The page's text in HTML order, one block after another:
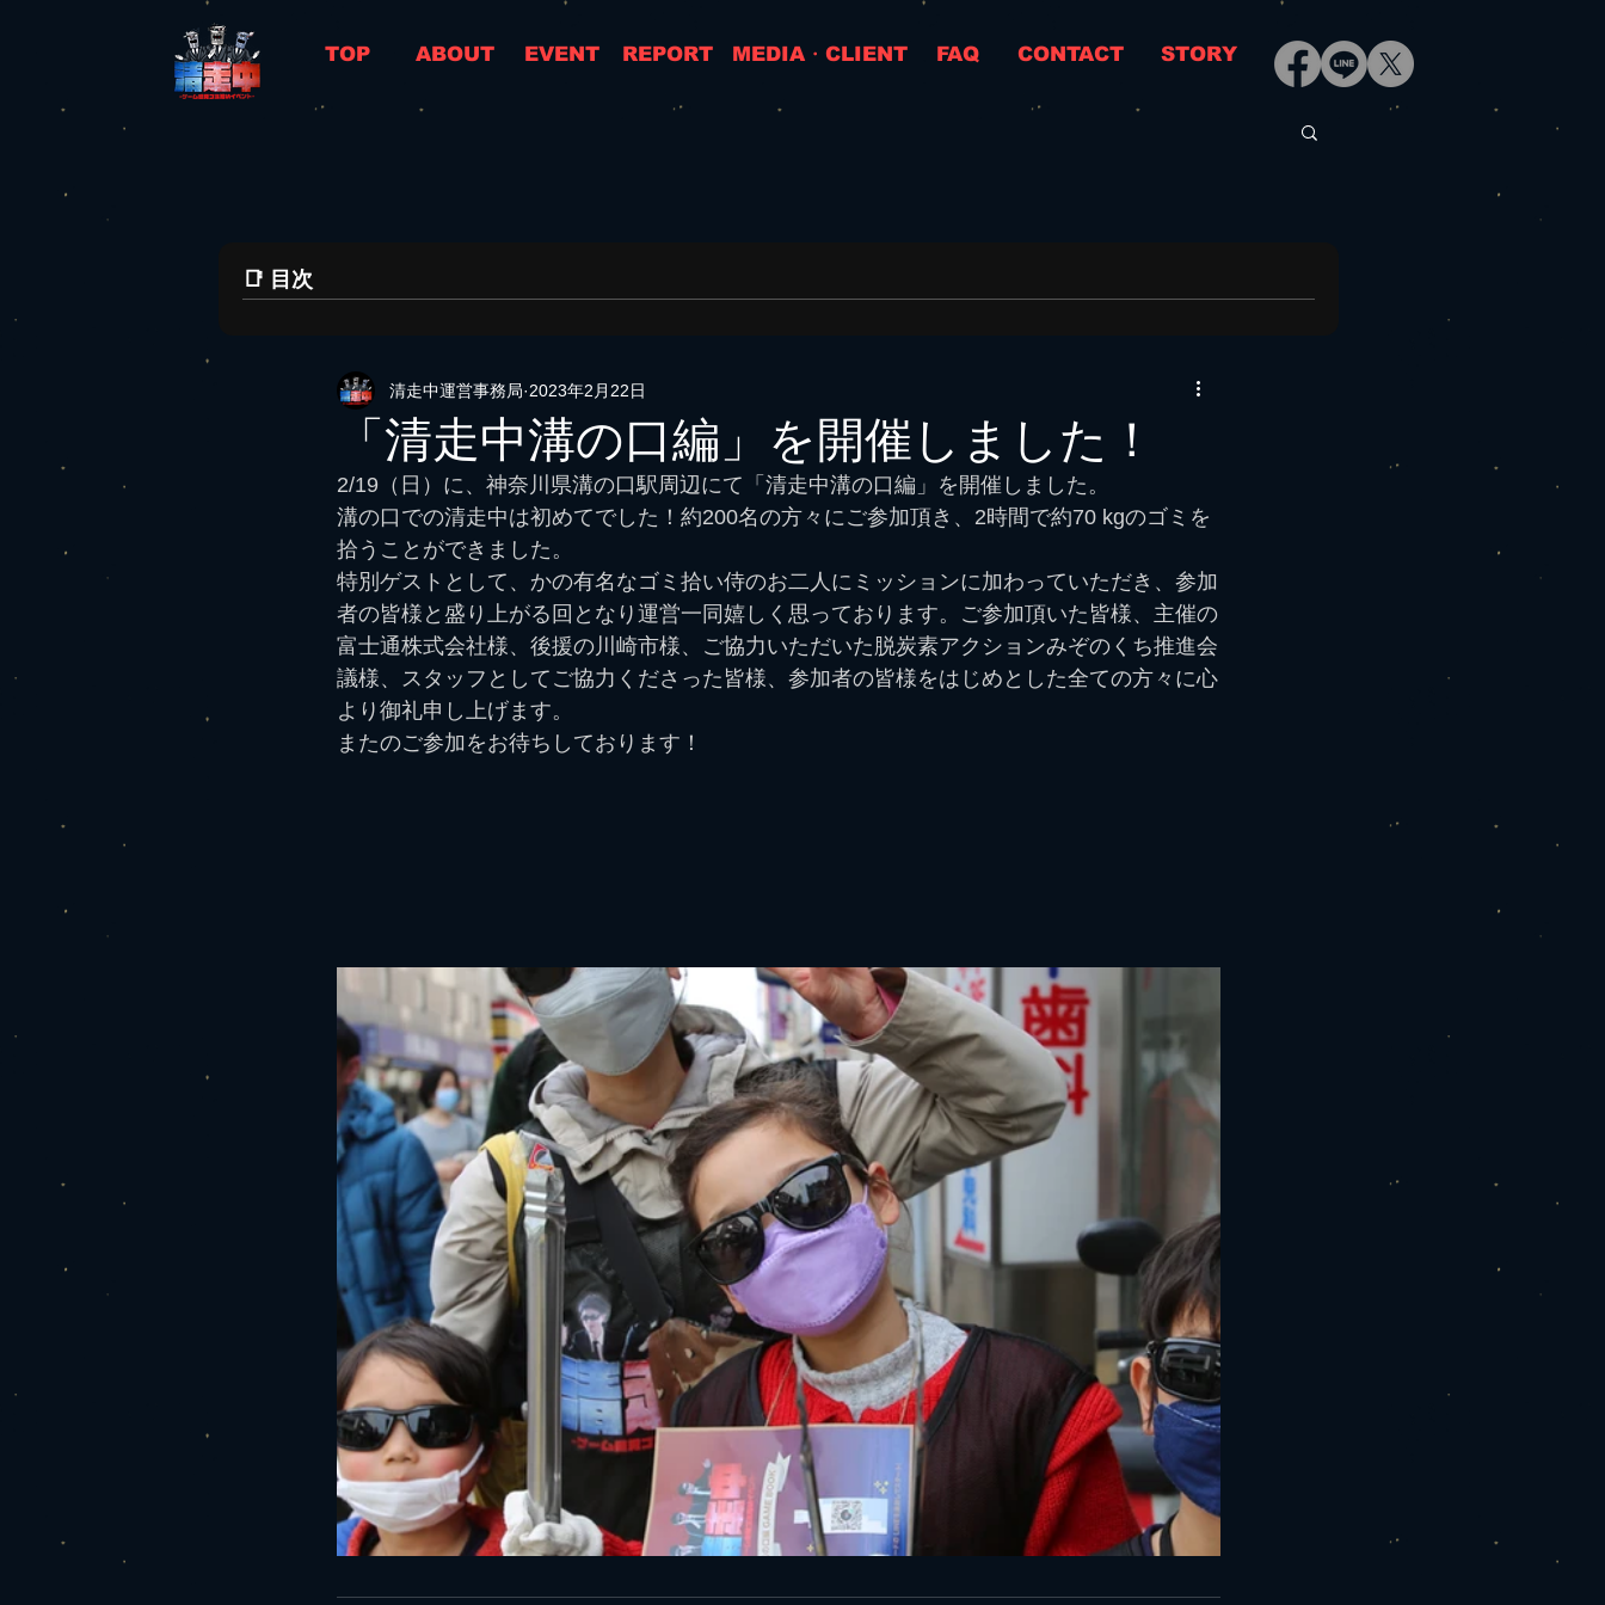
TOP ABOUT EVENT REPORT MEDIA・CLIENT FAQ CONTACT STORY
📑 目次
「清走中溝の口編」を開催しました！
清走中運営事務局 2023年2月22日
2/19（日）に、神奈川県溝の口駅周辺にて「清走中溝の口編」を開催しました。
溝の口での清走中は初めてでした！約200名の方々にご参加頂き、2時間で約70 kgのゴミを
拾うことができました。
特別ゲストとして、かの有名なゴミ拾い侍のお二人にミッションに加わっていただき、参加
者の皆様と盛り上がる回となり運営一同嬉しく思っております。ご参加頂いた皆様、主催の
富士通株式会社様、後援の川崎市様、ご協力いただいた脱炭素アクションみぞのくち推進会
議様、スタッフとしてご協力くださった皆様、参加者の皆様をはじめとした全ての方々に心
より御礼申し上げます。
またのご参加をお待ちしております！